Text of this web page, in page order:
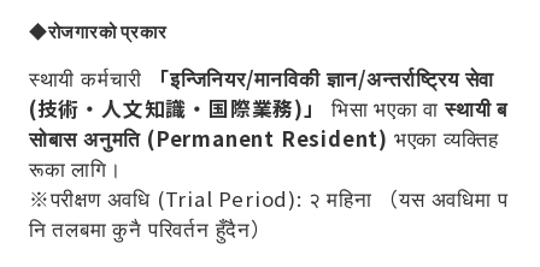
◆रोजगारको प्रकार
स्थायी कर्मचारी
「इन्जिनियर/मानविकी ज्ञान/अन्तर्राष्ट्रिय सेवा
(技術・人文知識・国際業務)」
भिसा भएका वास्थायी ब
सोबास अनुमति (Permanent Resident) भएका व्यक्तिह
रूका लागि।
※परीक्षण अवधि (Trial Period): २ महिना （यस अवधिमा प
नि तलबमा कुनै परिवर्तन हुँदैन）